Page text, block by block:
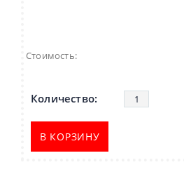
Стоимость:
В КОРЗИНУ